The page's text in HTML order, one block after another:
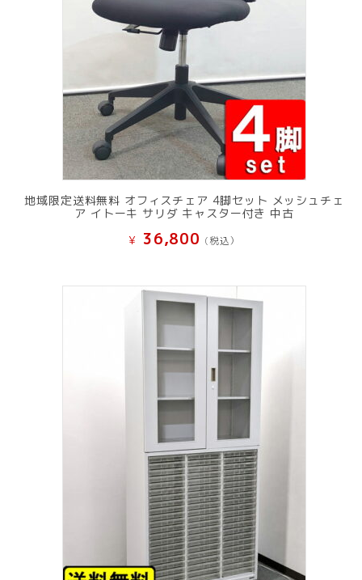
地域限定送料無料 オフィスチェア 4脚セット メッシュチェ
ア イトーキ サリダ キャスター付き 中古
¥ 36,800 (税込）